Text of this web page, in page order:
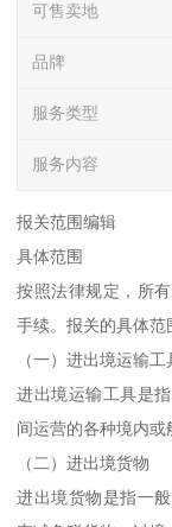
可售卖地
品牌
服务类型
服务内容
报关范围编辑
具体范围
按照法律规定，所
手续。报关的具体范
（一）进出境运输工
进出境运输工具是
间运营的各种境内或
（二）进出境货物
进出境货物是指一